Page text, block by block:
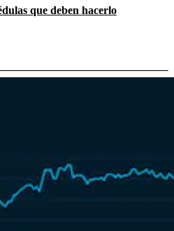
que deben hacerlo